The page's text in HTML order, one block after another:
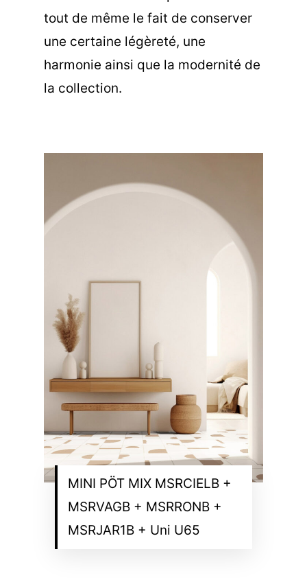
tout de même le fait de conserver
une certaine légèreté, une
harmonie ainsi que la modernité de
la collection.
MINI PÖT MIX MSRCIELB +
MSRVAGB + MSRRONB +
MSRJAR1B + Uni U65